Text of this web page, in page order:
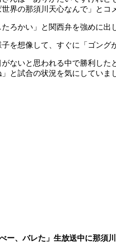
界の那須川天心なんで」とコ
ろかい」と関西弁を強めに出
を想像して、すぐに「ゴング
ないと思われる中で勝利し
と試合の状況を気にしていま
ー、バレた」生放送中に那須